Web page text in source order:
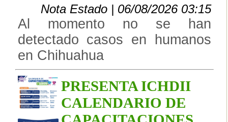
Nota Estado | 06/08/2026 03:15
Al momento no se han
detectado casos en humanos
en Chihuahua
PRESENTA ICHDII
CALENDARIO DE